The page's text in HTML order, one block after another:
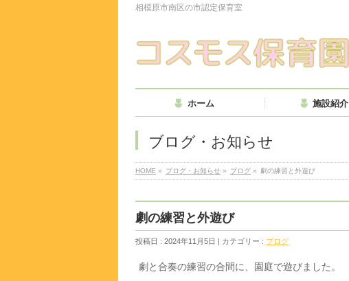
相模原市南区の市認定保育室
ホーム 施設紹介
ブログ・お知らせ
HOME » ブログ・お知らせ » ブログ » 劇の練習と外遊び
劇の練習と外遊び
投稿日 : 2024年11月5日 | カテゴリー : ブログ
劇と合奏の練習の合間に、園庭で遊びました。